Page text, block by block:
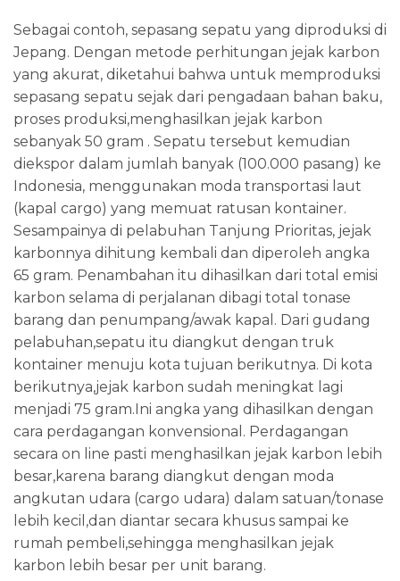
Sebagai contoh, sepasang sepatu yang diproduksi di
Jepang. Dengan metode perhitungan jejak karbon
yang akurat, diketahui bahwa untuk memproduksi
sepasang sepatu sejak dari pengadaan bahan baku,
proses produksi,menghasilkan jejak karbon
sebanyak 50 gram . Sepatu tersebut kemudian
diekspor dalam jumlah banyak (100.000 pasang) ke
Indonesia, menggunakan moda transportasi laut
(kapal cargo) yang memuat ratusan kontainer.
Sesampainya di pelabuhan Tanjung Prioritas, jejak
karbonnya dihitung kembali dan diperoleh angka
65 gram. Penambahan itu dihasilkan dari total emisi
karbon selama di perjalanan dibagi total tonase
barang dan penumpang/awak kapal. Dari gudang
pelabuhan,sepatu itu diangkut dengan truk
kontainer menuju kota tujuan berikutnya. Di kota
berikutnya,jejak karbon sudah meningkat lagi
menjadi 75 gram.Ini angka yang dihasilkan dengan
cara perdagangan konvensional. Perdagangan
secara on line pasti menghasilkan jejak karbon lebih
besar,karena barang diangkut dengan moda
angkutan udara (cargo udara) dalam satuan/tonase
lebih kecil,dan diantar secara khusus sampai ke
rumah pembeli,sehingga menghasilkan jejak
karbon lebih besar per unit barang.